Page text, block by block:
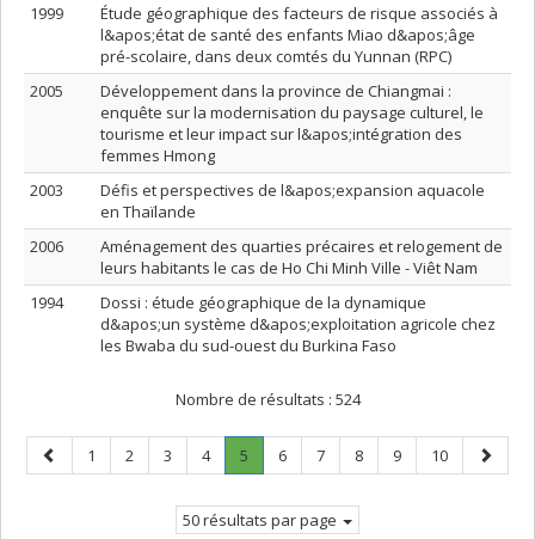
1999
Étude géographique des facteurs de risque associés à
l&apos;état de santé des enfants Miao d&apos;âge
pré-scolaire, dans deux comtés du Yunnan (RPC)
2005
Développement dans la province de Chiangmai :
enquête sur la modernisation du paysage culturel, le
tourisme et leur impact sur l&apos;intégration des
femmes Hmong
2003
Défis et perspectives de l&apos;expansion aquacole
en Thaïlande
2006
Aménagement des quarties précaires et relogement de
leurs habitants le cas de Ho Chi Minh Ville - Viêt Nam
1994
Dossi : étude géographique de la dynamique
d&apos;un système d&apos;exploitation agricole chez
les Bwaba du sud-ouest du Burkina Faso
Nombre de résultats : 524
Page
précédente
Page
1 Page
2 Page
3 Page
4 Page
5
Page
Page
6 Page
7 Page
8 Page
9 Page
10
Page
50 résultats par page